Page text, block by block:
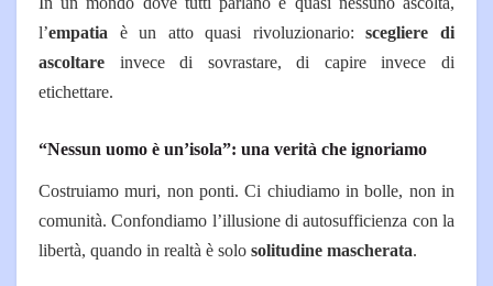
l’empatia è un atto quasi rivoluzionario:scegliere di
ascoltare invece di sovrastare, di capire invece di
etichettare.
“Nessun uomo è un’isola”: una verità che ignoriamo
Costruiamo muri, non ponti.Ci chiudiamo in bolle, non in
comunità.Confondiamo l’illusione di autosufficienza con la
libertà, quando in realtà è solo solitudine mascherata.